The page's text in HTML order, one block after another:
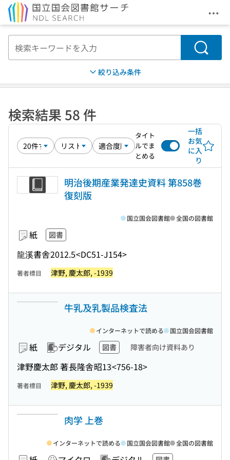
メ
検索
絞り込み条件
検索結果 58 件
タイト
ルでま
とめる
一括
お気
に入
り
明治後期産業発達史資料 第858巻
復刻版
紙 図書
龍溪書舎2012.5<DC51-J154>
国立国会図書館 全国の図書館
著者標目 津野, 慶太郎, -1939
牛乳及乳製品検査法
紙 デジタル 図書 障害者向け資料あり
津野慶太郎 著長隆舎昭13<756-18>
インターネットで読める 国立国会図書館
著者標目 津野, 慶太郎, -1939
肉学 上巻
インターネットで読める 国立国会図書館 全国の図書館